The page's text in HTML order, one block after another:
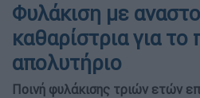
Φυλάκιση με
καθαρίστρια για το
απολυτήριο
Ποινή φυλάκισης τριών ετών